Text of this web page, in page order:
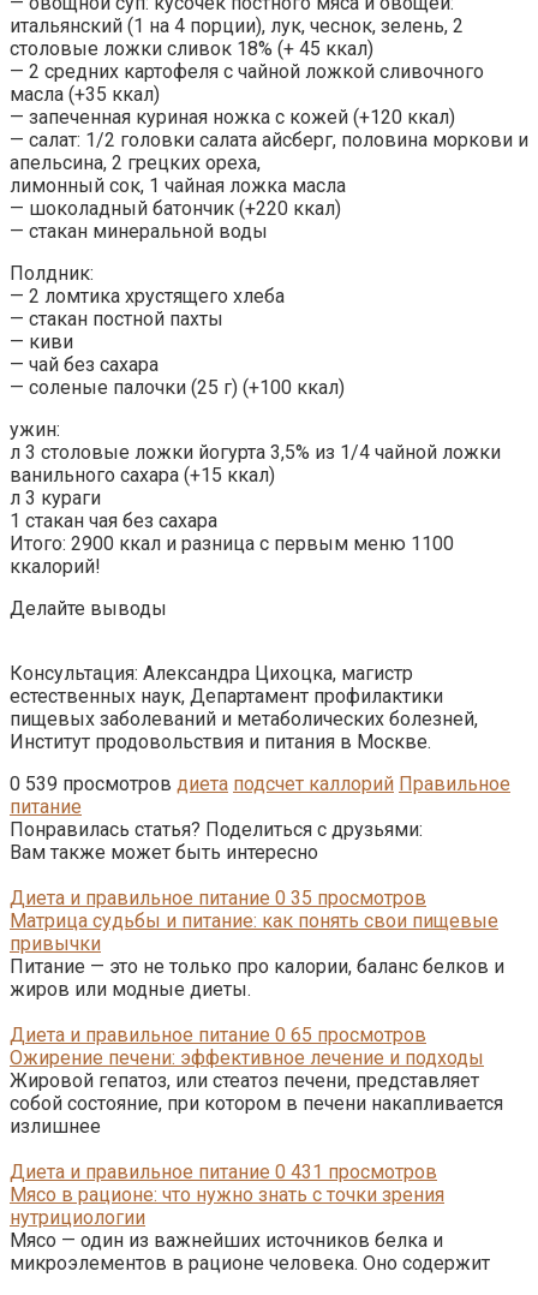
итальянский (1 на 4 порции), лук, чеснок, зелень, 2
столовые ложки сливок 18% (+ 45 ккал)
— 2 средних картофеля с чайной ложкой сливочного
масла (+35 ккал)
— запеченная куриная ножка с кожей (+120 ккал)
— салат: 1/2 головки салата айсберг, половина моркови и
апельсина, 2 грецких ореха,
лимонный сок, 1 чайная ложка масла
— шоколадный батончик (+220 ккал)
— стакан минеральной воды
Полдник:
— 2 ломтика хрустящего хлеба
— стакан постной пахты
— киви
— чай без сахара
— соленые палочки (25 г) (+100 ккал)
ужин:
л 3 столовые ложки йогурта 3,5% из 1/4 чайной ложки
ванильного сахара (+15 ккал)
л 3 кураги
1 стакан чая без сахара
Итого: 2900 ккал и разница с первым меню 1100
ккалорий!
Делайте выводы
Консультация: Александра Цихоцка, магистр
естественных наук, Департамент профилактики
пищевых заболеваний и метаболических болезней,
Институт продовольствия и питания в Москве.
0 539 просмотров диета подсчет каллорий Правильное
питание
Понравилась статья? Поделиться с друзьями:
Вам также может быть интересно
Диета и правильное питание 0 35 просмотров
Матрица судьбы и питание: как понять свои пищевые
привычки
Питание — это не только про калории, баланс белков и
жиров или модные диеты.
Диета и правильное питание 0 65 просмотров
Ожирение печени: эффективное лечение и подходы
Жировой гепатоз, или стеатоз печени, представляет
собой состояние, при котором в печени накапливается
излишнее
Диета и правильное питание 0 431 просмотров
Мясо в рационе: что нужно знать с точки зрения
нутрициологии
Мясо — один из важнейших источников белка и
микроэлементов в рационе человека. Оно содержит